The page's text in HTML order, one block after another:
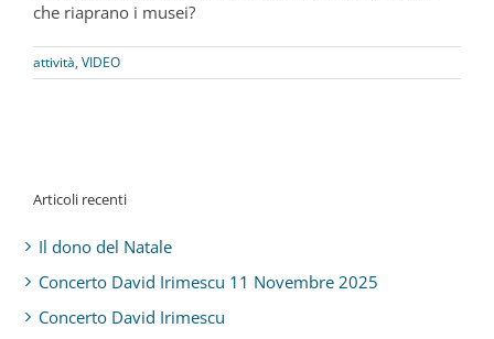
che riaprano i musei?
attività, VIDEO
Articoli recenti
Il dono del Natale
Concerto David Irimescu 11 Novembre 2025
Concerto David Irimescu